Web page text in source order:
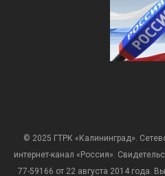
© 2025 ГТРК «Калининград».
интернет-канал «Россия».
77-59166 от 22 августа 2014 года.